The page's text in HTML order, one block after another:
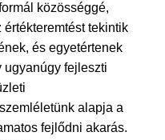
közösséggé,
tekintik
és egyetértenek
ugyanúgy fejleszti
alapja a
fejlődni akarás.